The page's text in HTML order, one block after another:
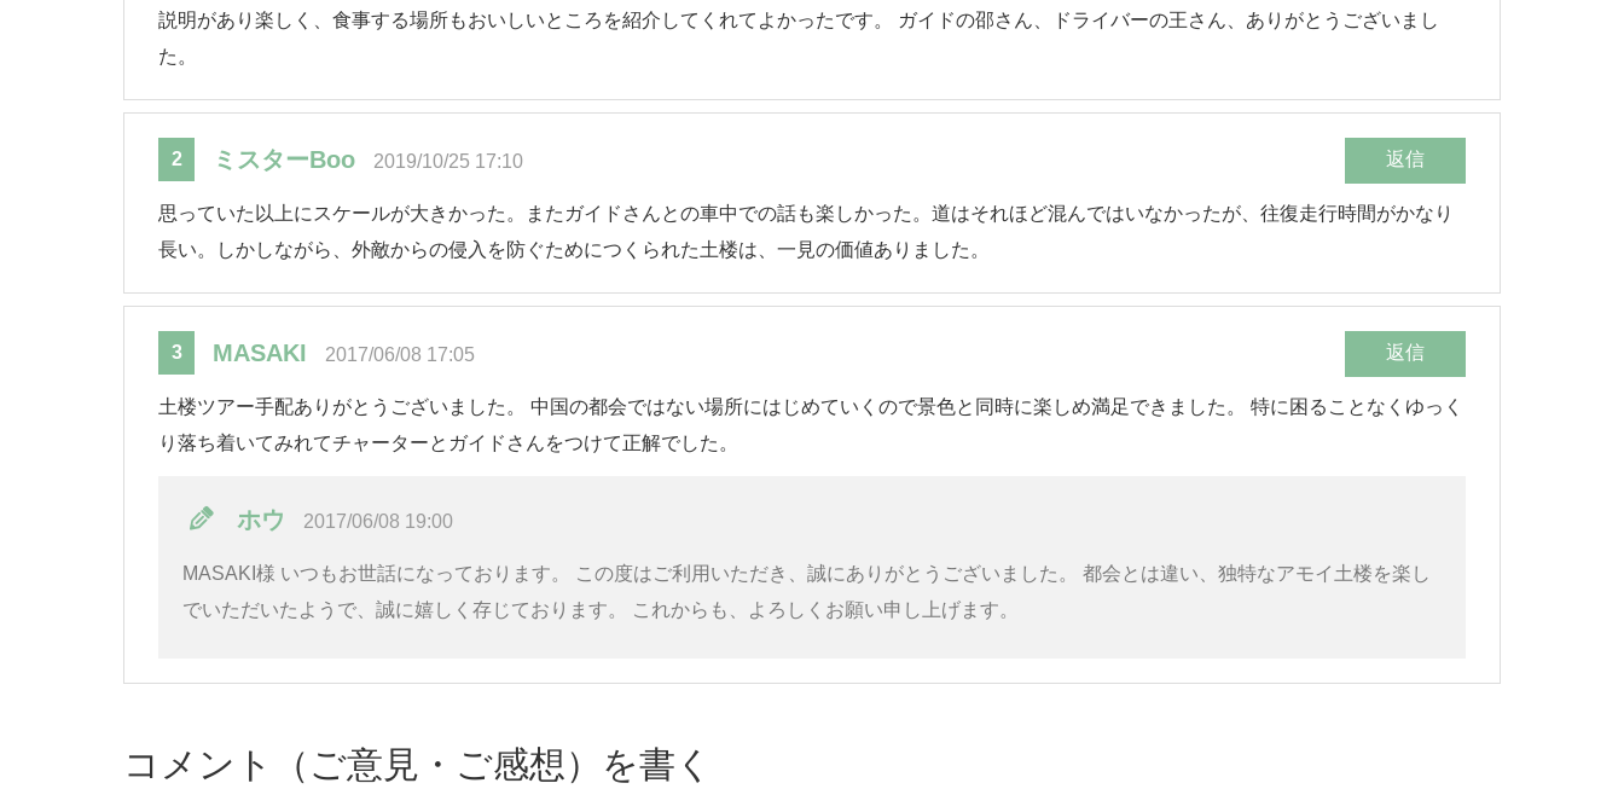
説明があり楽しく、食事する場所もおいしいところを紹介してくれてよかったです。 ガイドの邵さん、ドライバーの王さん、ありがとうございまし
た。
2 ミスターBoo 2019/10/25 17:10 返信
思っていた以上にスケールが大きかった。またガイドさんとの車中での話も楽しかった。道はそれほど混んではいなかったが、往復走行時間がかなり
長い。しかしながら、外敵からの侵入を防ぐためにつくられた土楼は、一見の価値ありました。
3 MASAKI 2017/06/08 17:05 返信
土楼ツアー手配ありがとうございました。 中国の都会ではない場所にはじめていくので景色と同時に楽しめ満足できました。 特に困ることなくゆっく
り落ち着いてみれてチャーターとガイドさんをつけて正解でした。
ホウ 2017/06/08 19:00
MASAKI様 いつもお世話になっております。 この度はご利用いただき、誠にありがとうございました。 都会とは違い、独特なアモイ土楼を楽し
でいただいたようで、誠に嬉しく存じております。 これからも、よろしくお願い申し上げます。
コメント（ご意見・ご感想）を書く